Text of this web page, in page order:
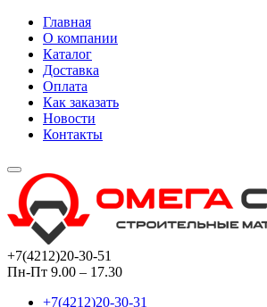
Главная
О компании
Каталог
Доставка
Оплата
Как заказать
Новости
Контакты
+7(4212)20-30-51
Пн-Пт 9.00 – 17.30
+7(4212)20-30-31